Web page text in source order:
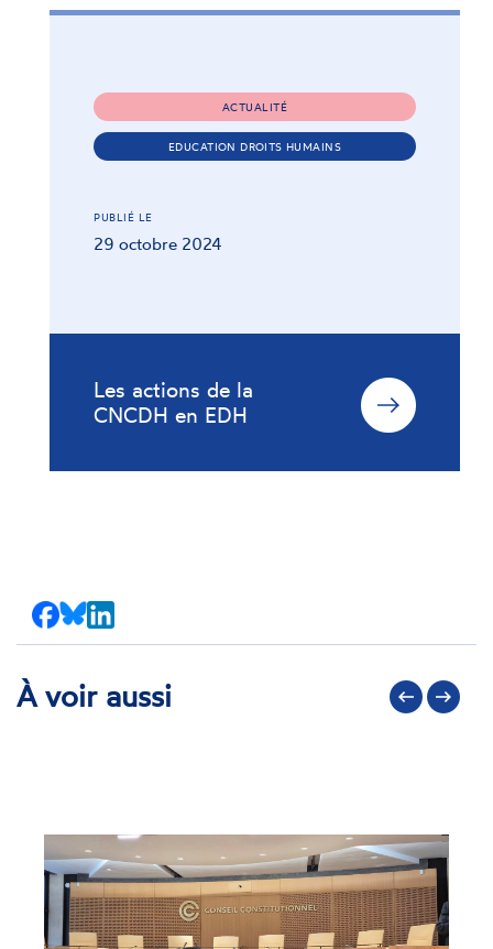
ACTUALITÉ
EDUCATION DROITS HUMAINS
PUBLIÉ LE
29 octobre 2024
Les actions de la
CNCDH en EDH
Facebook
Bluesky
À voir aussi